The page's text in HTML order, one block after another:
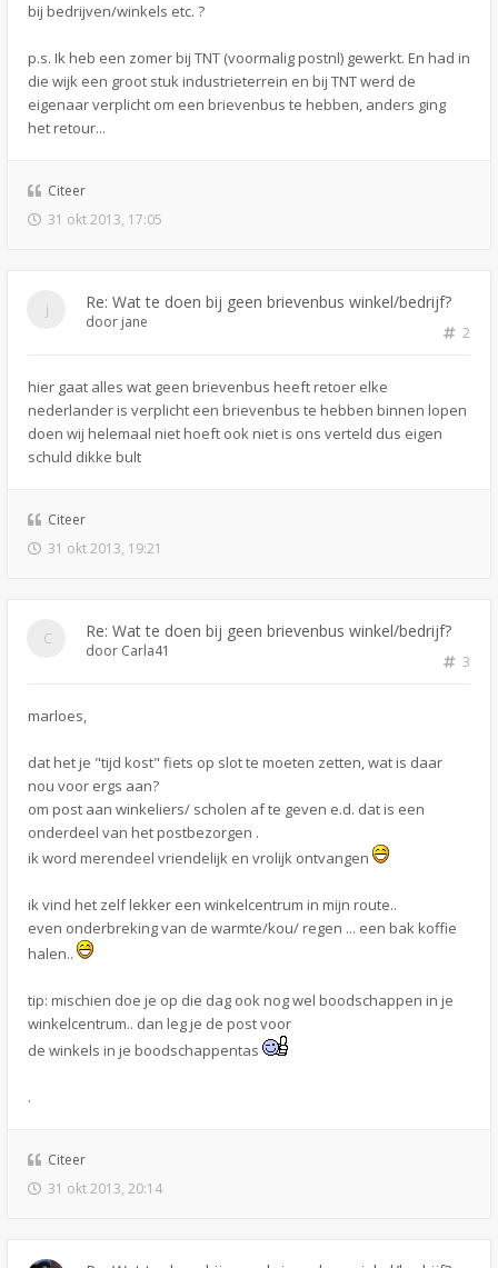
bij bedrijven/winkels etc. ?
p.s. Ik heb een zomer bij TNT (voormalig postnl) gewerkt. En had in
die wijk een groot stuk industrieterrein en bij TNT werd de
eigenaar verplicht om een brievenbus te hebben, anders ging
het retour...
Citeer
31 okt 2013, 17:05
Re: Wat te doen bij geen brievenbus winkel/bedrijf?
2
door jane
hier gaat alles wat geen brievenbus heeft retoer elke
nederlander is verplicht een brievenbus te hebben binnen lopen
doen wij helemaal niet hoeft ook niet is ons verteld dus eigen
schuld dikke bult
Citeer
31 okt 2013, 19:21
Re: Wat te doen bij geen brievenbus winkel/bedrijf?
3
door Carla41
marloes,
dat het je "tijd kost" fiets op slot te moeten zetten, wat is daar
nou voor ergs aan?
om post aan winkeliers/ scholen af te geven e.d. dat is een
onderdeel van het postbezorgen .
ik word merendeel vriendelijk en vrolijk ontvangen
ik vind het zelf lekker een winkelcentrum in mijn route..
even onderbreking van de warmte/kou/ regen ... een bak koffie
halen..
tip: mischien doe je op die dag ook nog wel boodschappen in je
winkelcentrum.. dan leg je de post voor
de winkels in je boodschappentas
.
Citeer
31 okt 2013, 20:14